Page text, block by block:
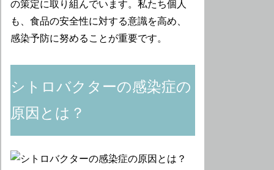
の策定に取り組んでいます。私たち個人
も、食品の安全性に対する意識を高め、
感染予防に努めることが重要です。
シトロバクターの感染症の
原因とは？